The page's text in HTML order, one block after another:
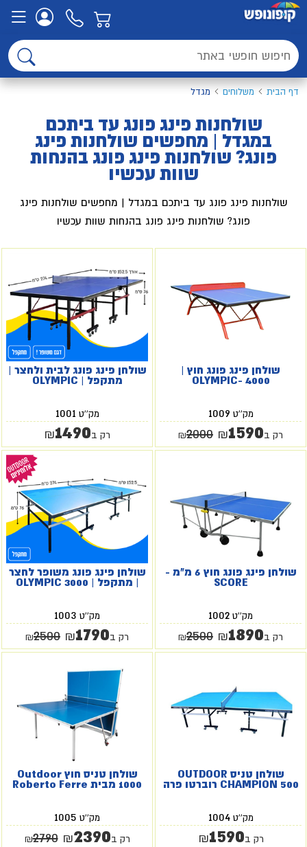
דף הבית משלוחים מגדל
שולחנות פינג פונג עד ביתכם
במגדל | מחפשים שולחנות פינג
פונג? שולחנות פינג פונג בהנחות
שוות עכשיו
שולחנות פינג פונג עד ביתכם במגדל | מחפשים שולחנות פינג
פונג? שולחנות פינג פונג בהנחות שוות עכשיו
שולחן פינג פונג חוץ |
OLYMPIC- 4000
מק''ט 1009
רק ב ₪1590
₪2000
שולחן פינג פונג לבית ולחצר |
מתקפל | OLYMPIC
מק''ט 1001
רק ב ₪1490
שולחן פינג פונג חוץ 6 מ"מ -
SCORE
מק''ט 1002
רק ב ₪1890
₪2500
שולחן פינג פונג משופר לחצר
| מתקפל | OLYMPIC 3000
מק''ט 1003
רק ב ₪1790
₪2500
שולחן טניס OUTDOOR
CHAMPION 500 רוברטו פרה
מק''ט1004
רק ב ₪1590
שולחן טניס חוץ Outdoor
1000 מבית Roberto Ferre
מק''ט 1005
רק ב ₪2390
₪2790